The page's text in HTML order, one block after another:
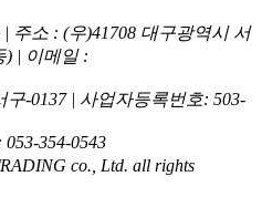
주소 : (우)41708 대구광역시 서
) | 이메일 :
-0137 | 사업자등록번호: 503-
354-0543
co., Ltd. all rights